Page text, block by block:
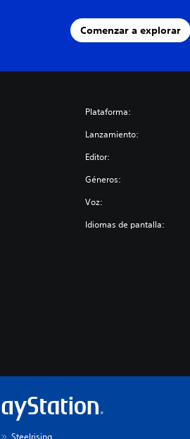
Comenzar a explorar
Plataforma:
Lanzamiento:
Editor:
Géneros:
Voz:
Idiomas de pantalla:
Steelrising